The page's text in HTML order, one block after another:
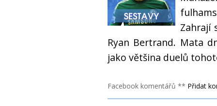
Zahrají
Ryan Bertrand. Mata
jako většina duelů
Facebook komentářů ** Přidat